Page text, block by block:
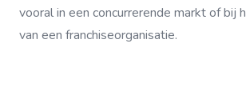
vooral in een concurrerende markt of bij
van een franchiseorganisatie.